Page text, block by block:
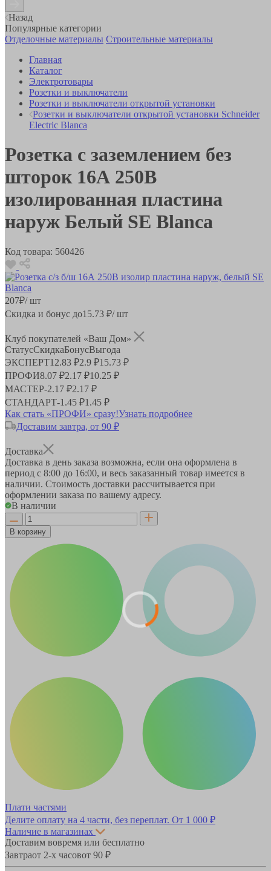
Назад
Популярные категории
Отделочные материалы Строительные материалы
Главная
Каталог
Электротовары
Розетки и выключатели
Розетки и выключатели открытой установки
Розетки и выключатели открытой установки Schneider
Electric Blanca
Розетка с заземлением без
шторок 16А 250В
изолированная пластина
наруж Белый SE Blanca
Код товара: 560426
207₽/ шт
Скидка и бонус до15.73 ₽/ шт
Клуб покупателей «Ваш Дом»
СтатусСкидкаБонусВыгода
ЭКСПЕРТ12.83 ₽2.9 ₽15.73 ₽
ПРОФИ8.07 ₽2.17 ₽10.25 ₽
МАСТЕР-2.17 ₽2.17 ₽
СТАНДАРТ-1.45 ₽1.45 ₽
Как стать «ПРОФИ» сразу!Узнать подробнее
Доставим завтра, от 90 ₽
Доставка
Доставка в день заказа возможна, если она оформлена в
период с 8:00 до 16:00, и весь заказанный товар имеется в
наличии. Стоимость доставки рассчитывается при
оформлении заказа по вашему адресу.
В наличии
В корзину
Плати частями
Делите оплату на 4 части, без переплат. От 1 000 ₽
Наличие в магазинах
Доставим вовремя или бесплатно
Завтраот 2-х часовот 90 ₽